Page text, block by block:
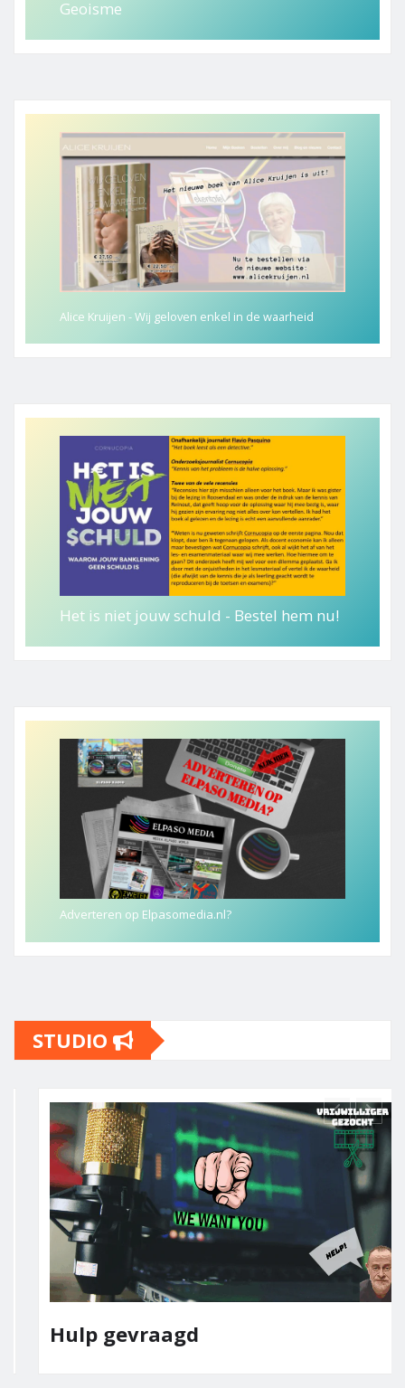
Geoisme
Alice Kruijen - Wij geloven enkel in de waarheid
Het is niet jouw schuld - Bestel hem nu!
Adverteren op Elpasomedia.nl?
STUDIO
Hulp gevraagd